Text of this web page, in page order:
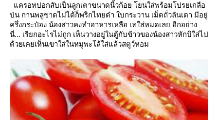
ครอทปอกสับเป็นลูกเตาขนาดนิ้วก้อย โยนใส่พร้อมโปรยเกลือ
ป่น กานพลูขาดไม่ได้ก็พริกไทยดำ ใบกระวาน เม็ดถั่วลันเตา มีอยู่
ครึ่งกระป๋อง น้องสาวคงทำอาหารเหลือ เทใส่หมดเล อีกอย่าง
นี่... เรียกอะไรไม่ถูก เห็นวางอยู่ในตู้กับข้าวของน้องสาวหักบิใส่ไป
ด้วยเคยเห็นเขาใส่ในหมูพะโล้ใส่แล้วสตูว์หอม